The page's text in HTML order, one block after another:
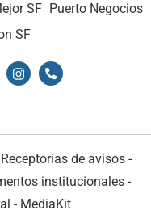
SF Puerto Negocios
SF
Receptorías de avisos -
institucionales -
- MediaKit